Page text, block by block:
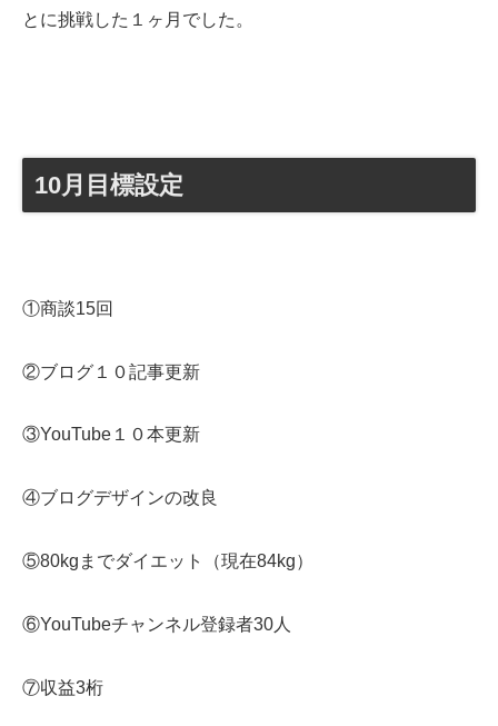
とに挑戦した１ヶ月でした。
10月目標設定
①商談15回
②ブログ１０記事更新
③YouTube１０本更新
④ブログデザインの改良
⑤80kgまでダイエット（現在84kg）
⑥YouTubeチャンネル登録者30人
⑦収益3桁